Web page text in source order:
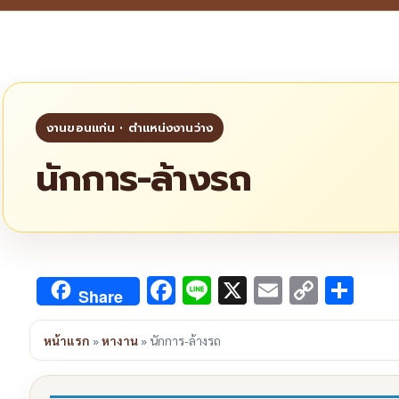
นักการ-ล้างรถ
Share Facebook
Line
X Email
Copy
Link
หน้าแรก »หางาน » นักการ-ล้างรถ